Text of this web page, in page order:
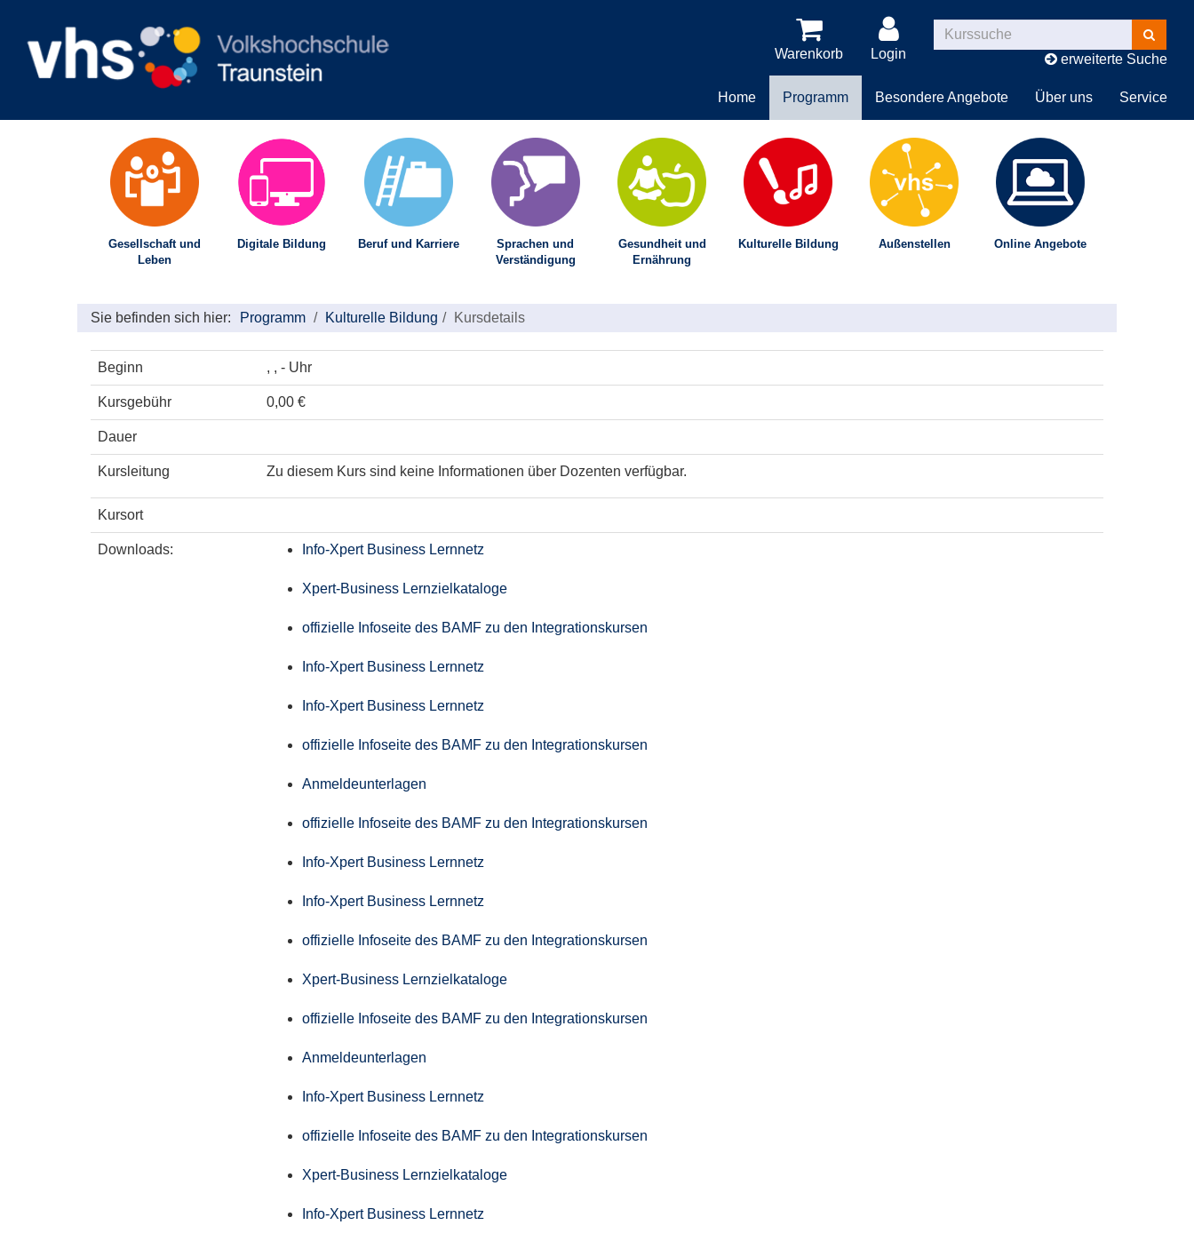
Warenkorb Login
Kurse
suchen
erweiterte Suche
Home Programm Besondere Angebote Über uns Service
Gesellschaft und
Leben
Digitale Bildung Beruf und Karriere
Sprachen und
Verständigung
Gesundheit und
Ernährung
Kulturelle Bildung Außenstellen Online Angebote
Sie befinden sich hier: Programm Kulturelle Bildung Kursdetails
Beginn , , - Uhr
Kursgebühr 0,00 €
Dauer
Kursleitung Zu diesem Kurs sind keine Informationen über Dozenten verfügbar.
Kursort
Downloads: Info-Xpert Business Lernnetz
Xpert-Business Lernzielkataloge
offizielle Infoseite des BAMF zu den Integrationskursen
Info-Xpert Business Lernnetz
Info-Xpert Business Lernnetz
offizielle Infoseite des BAMF zu den Integrationskursen
Anmeldeunterlagen
offizielle Infoseite des BAMF zu den Integrationskursen
Info-Xpert Business Lernnetz
Info-Xpert Business Lernnetz
offizielle Infoseite des BAMF zu den Integrationskursen
Xpert-Business Lernzielkataloge
offizielle Infoseite des BAMF zu den Integrationskursen
Anmeldeunterlagen
Info-Xpert Business Lernnetz
offizielle Infoseite des BAMF zu den Integrationskursen
Xpert-Business Lernzielkataloge
Info-Xpert Business Lernnetz